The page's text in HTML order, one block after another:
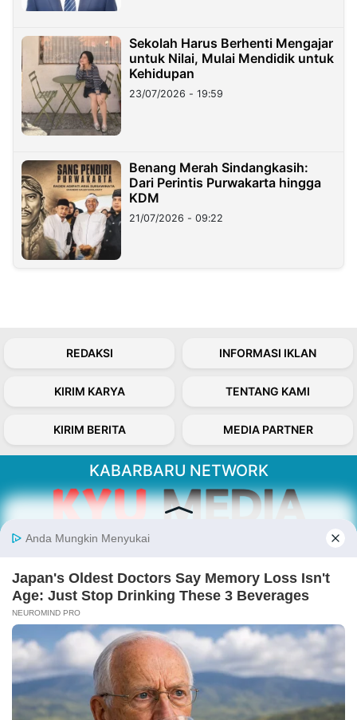
Sekolah Harus Berhenti Mengajar
untuk Nilai, Mulai Mendidik untuk
Kehidupan
23/07/2026 - 19:59
Benang Merah Sindangkasih:
Dari Perintis Purwakarta hingga
KDM
21/07/2026 - 09:22
REDAKSI INFORMASI IKLAN
KIRIM KARYA TENTANG KAMI
KIRIM BERITA MEDIA PARTNER
KABARBARU NETWORK
Kabarbaru.co menyajikan berita aktual dan
inspiratif dari sudut pandang berbaik sangka
Follow Kabarbaru